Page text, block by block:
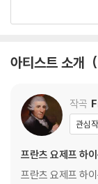
아티스트 소개
작곡
관심
프란츠 요제프
프란츠 요제프 하